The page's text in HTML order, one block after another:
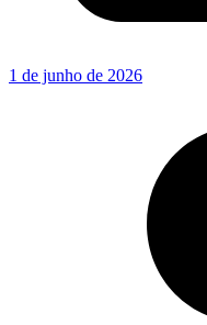
1 de junho de 2026